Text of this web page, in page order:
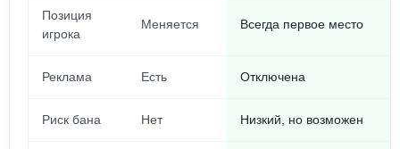
Позиция
игрока
Меняется Всегда первое место
Реклама Есть Отключена
Риск бана Нет Низкий, но возможен